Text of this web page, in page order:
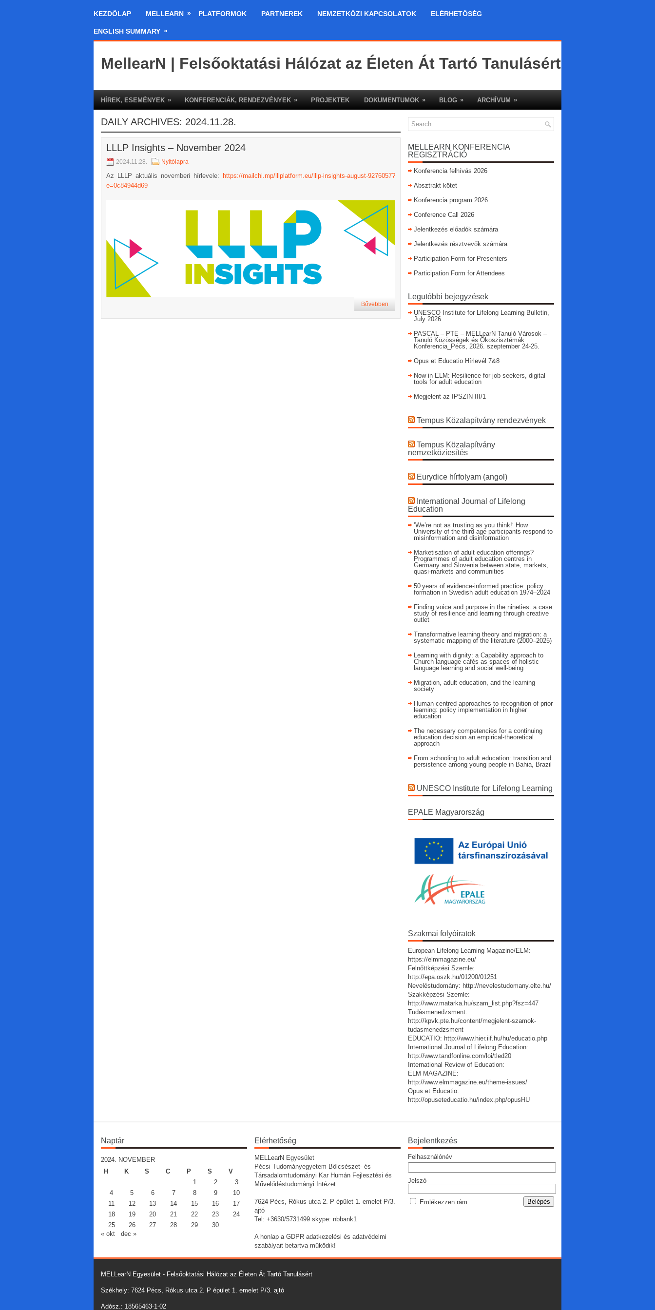
KEZDŐLAP MELLEARN » PLATFORMOK PARTNEREK NEMZETKÖZI KAPCSOLATOK ELÉRHETŐSÉG
ENGLISH SUMMARY »
MellearN | Felsőoktatási Hálózat az Életen Át Tartó Tanulásért
HÍREK, ESEMÉNYEK » KONFERENCIÁK, RENDEZVÉNYEK » PROJEKTEK DOKUMENTUMOK » BLOG » ARCHÍVUM »
DAILY ARCHIVES: 2024.11.28.
LLLP Insights – November 2024
2024.11.28. Nyitólapra
Az LLLP aktuális novemberi hírlevele:
https://mailchi.mp/lllplatform.eu/lllp-insights-august-9276057?
e=0c84944d69
Bővebben
MELLEARN KONFERENCIA
REGISZTRÁCIÓ
Konferencia felhívás 2026
Absztrakt kötet
Konferencia program 2026
Conference Call 2026
Jelentkezés előadók számára
Jelentkezés résztvevők számára
Participation Form for Presenters
Participation Form for Attendees
Legutóbbi bejegyzések
UNESCO Institute for Lifelong Learning Bulletin,
July 2026
PASCAL – PTE – MELLearN Tanuló Városok –
Tanuló Közösségek és Ökoszisztémák
Konferencia_Pécs, 2026. szeptember 24-25.
Opus et Educatio Hírlevél 7&8
Now in ELM: Resilience for job seekers, digital
tools for adult education
Megjelent az IPSZIN III/1
Tempus Közalapítvány rendezvények
Tempus Közalapítvány
nemzetköziesítés
Eurydice hírfolyam (angol)
International Journal of Lifelong
Education
’We’re not as trusting as you think!‘ How
University of the third age participants respond to
misinformation and disinformation
Marketisation of adult education offerings?
Programmes of adult education centres in
Germany and Slovenia between state, markets,
quasi-markets and communities
50 years of evidence‑informed practice: policy
formation in Swedish adult education 1974–2024
Finding voice and purpose in the nineties: a case
study of resilience and learning through creative
outlet
Transformative learning theory and migration: a
systematic mapping of the literature (2000–2025)
Learning with dignity: a Capability approach to
Church language cafés as spaces of holistic
language learning and social well-being
Migration, adult education, and the learning
society
Human-centred approaches to recognition of prior
learning: policy implementation in higher
education
The necessary competencies for a continuing
education decision an empirical-theoretical
approach
From schooling to adult education: transition and
persistence among young people in Bahia, Brazil
UNESCO Institute for Lifelong Learning
EPALE Magyarország
Szakmai folyóiratok
European Lifelong Learning Magazine/ELM:
https://elmmagazine.eu/
Felnőttképzési Szemle:
http://epa.oszk.hu/01200/01251
Neveléstudomány: http://nevelestudomany.elte.hu/
Szakképzési Szemle:
http://www.matarka.hu/szam_list.php?fsz=447
Tudásmenedzsment:
http://kpvk.pte.hu/content/megjelent-szamok-
tudasmenedzsment
EDUCATIO: http://www.hier.iif.hu/hu/educatio.php
International Journal of Lifelong Education:
http://www.tandfonline.com/loi/tled20
International Review of Education:
ELM MAGAZINE:
http://www.elmmagazine.eu/theme-issues/
Opus et Educatio:
http://opuseteducatio.hu/index.php/opusHU
Naptár
2024. NOVEMBER
H
K S C P S
V
1
2
3
4
5 6 7 8 9
10
11
12 13 14 15 16
17
18
19 20 21 22 23
24
25
26 27 28 29
30
« okt
dec »
Elérhetőség
MELLearN Egyesület
Pécsi Tudományegyetem Bölcsészet- és
Társadalomtudományi Kar Humán Fejlesztési és
Művelődéstudományi Intézet
7624 Pécs, Rókus utca 2. P épület 1. emelet P/3.
ajtó
Tel: +3630/5731499 skype: nbbank1
A honlap a GDPR adatkezelési és adatvédelmi
szabályait betartva működik!
Bejelentkezés
Felhasználónév
Jelszó
Emlékezzen rám
MELLearN Egyesület - Felsőoktatási Hálózat az Életen Át Tartó Tanulásért
Székhely: 7624 Pécs, Rókus utca 2. P épület 1. emelet P/3. ajtó
Adósz.: 18565463-1-02